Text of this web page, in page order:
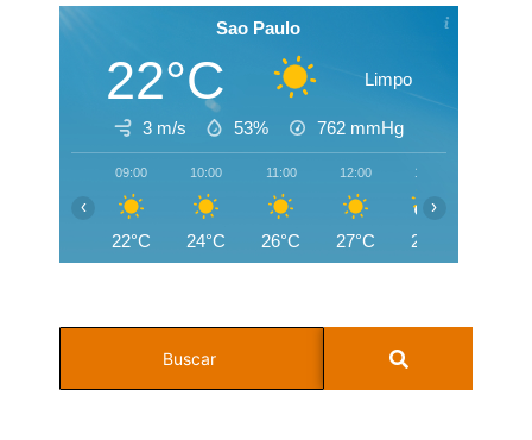
Sao Paulo
22°C Limpo
3 m/s 53% 762 mmHg
09:00
22°C
10:00
24°C
11:00
26°C
12:00
27°C
13:00
28°C
‹ ›